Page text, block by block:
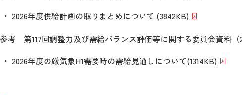
2026年度供給計画の取りまとめについて (3842KB)
参考 第117回調整力及び需給バランス評価等に関する委員会資料（
2026年度の厳気象H1需要時の需給見通しについて(1314KB)